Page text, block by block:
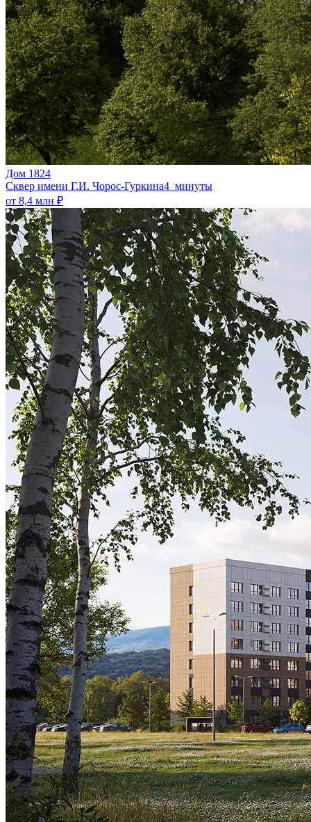
Дом 1824
Сквер имени Г.И. Чорос-Гуркина4 минуты
от 8,4 млн ₽